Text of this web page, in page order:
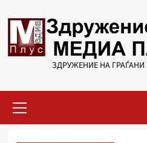
to
content
ЗДРУЖЕНИЕ НА
Menu